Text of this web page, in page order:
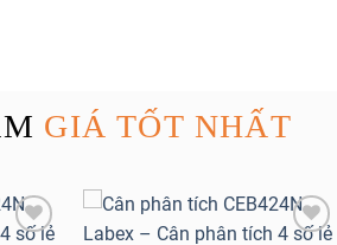
GIÁ TỐT NHẤT